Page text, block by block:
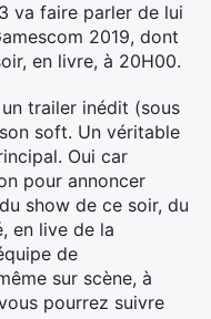
va faire parler de lui
2019, dont
en livre, à 20H00.
trailer inédit (sous
soft. Un véritable
Oui car
pour annoncer
show de ce soir, du
en live de la
de
sur scène, à
pourrez suivre